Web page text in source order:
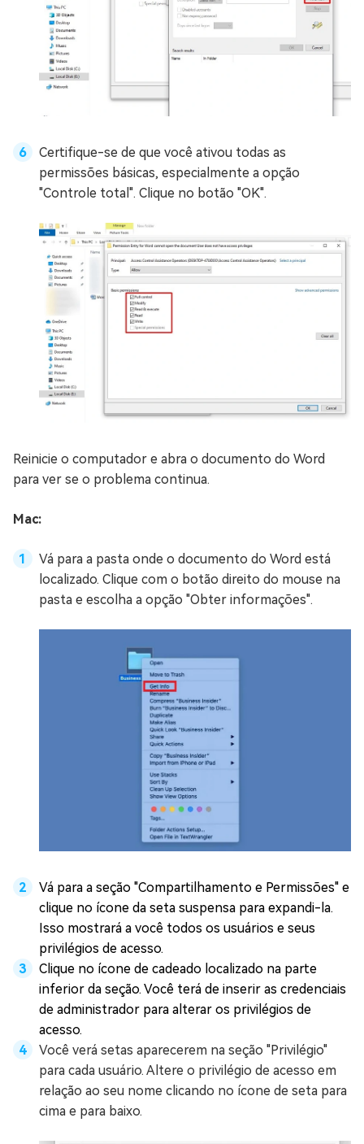
Certifique-se de que você ativou todas as
permissões básicas, especialmente a opção
"Controle total". Clique no botão "OK".
Reinicie o computador e abra o documento do Word
para ver se o problema continua.
Mac:
Vá para a pasta onde o documento do Word está
localizado. Clique com o botão direito do mouse na
pasta e escolha a opção "Obter informações".
Vá para a seção "Compartilhamento e Permissões" e
clique no ícone da seta suspensa para expandi-la.
Isso mostrará a você todos os usuários e seus
privilégios de acesso.
Clique no ícone de cadeado localizado na parte
inferior da seção. Você terá de inserir as credenciais
de administrador para alterar os privilégios de
acesso.
Você verá setas aparecerem na seção "Privilégio"
para cada usuário. Altere o privilégio de acesso em
relação ao seu nome clicando no ícone de seta para
cima e para baixo.